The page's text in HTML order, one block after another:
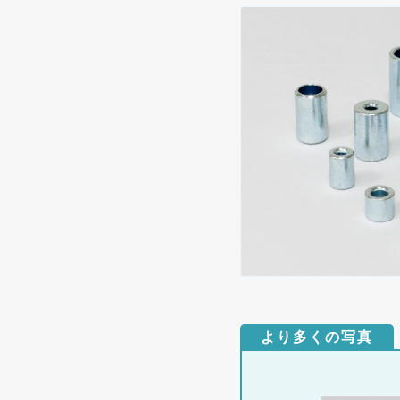
より多くの写真